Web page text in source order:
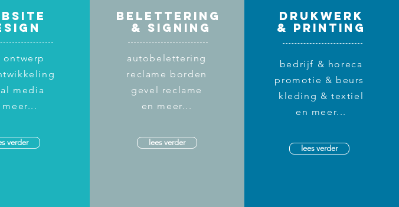
ontwerp
media
meer...
verder
belettering
& SIGNING
autobelettering
reclame borden
gevel reclame
en meer...
lees verder
drukwerk
& printing
bedrijf & horeca
promotie & beurs
kleding & textiel
en meer...
lees verder